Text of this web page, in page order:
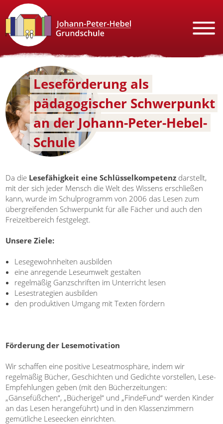
Leseförderung als
pädagogischer Schwerpunkt
an der Johann-Peter-Hebel-
Schule
Da die Lesefähigkeit eine Schlüsselkompetenz darstellt,
mit der sich jeder Mensch die Welt des Wissens erschließen
kann, wurde im Schulprogramm von 2006 das Lesen zum
übergreifenden Schwerpunkt für alle Fächer und auch den
Freizeitbereich festgelegt.
Unsere Ziele:
Lesegewohnheiten ausbilden
eine anregende Leseumwelt gestalten
regelmäßig Ganzschriften im Unterricht lesen
Lesestrategien ausbilden
den produktiven Umgang mit Texten fördern
Förderung der Lesemotivation
Wir schaffen eine positive Leseatmosphäre, indem wir
regelmäßig Bücher, Geschichten und Gedichte vorstellen, Lese-
Empfehlungen geben (mit den Bücherzeitungen:
„Gänsefüßchen“, „Bücherigel“ und „FindeFund“ werden Kinder
an das Lesen herangeführt) und in den Klassenzimmern
gemütliche Leseecken einrichten.